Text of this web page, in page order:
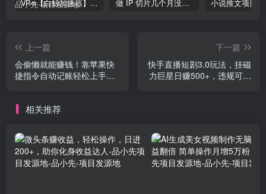
VP-n【白鲸加速器】在国内也能刷油管、Instagram，我送你无限免费流量 永久免费-知名技术官-品小先项目发源地 做 IP 切片几个月没赚到什么钱，蹭上热点，靠一个视频赚了二十万-品小先项目发源地
上一篇
会偷懒就能赚钱！靠苹果快
捷指令自动记账轻松上手，
下一篇
快手直播短剧3.0玩法，挂磁
力巨星日赚500+，违规可清
相关推荐